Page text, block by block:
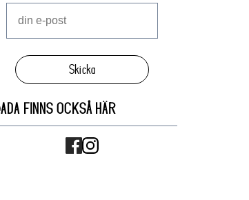
Skicka
ADA FINNS OCKSÅ HÄR